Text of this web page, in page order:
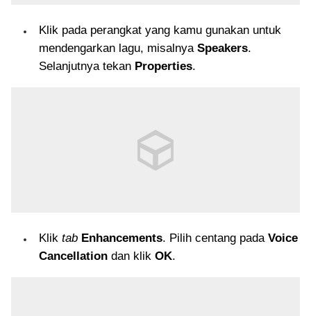
Klik pada perangkat yang kamu gunakan untuk
mendengarkan lagu, misalnya Speakers.
Selanjutnya tekan Properties.
Klik tab Enhancements. Pilih centang pada Voice
Cancellation dan klik OK.